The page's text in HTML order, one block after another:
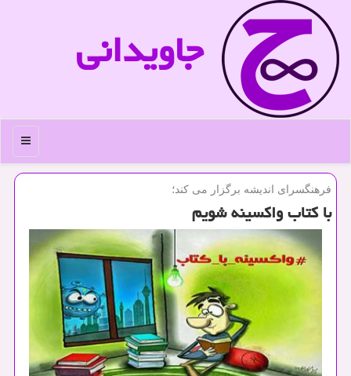
جاویدانی
منو
فرهنگسرای اندیشه برگزار می كند؛
با كتاب واكسینه شویم